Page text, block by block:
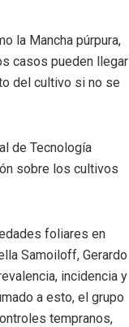
la Mancha púrpura,
casos pueden llegar
del cultivo si no se
de Tecnología
sobre los cultivos
foliares en
Samoiloff, Gerardo
incidencia y
a esto, el grupo
tempranos,